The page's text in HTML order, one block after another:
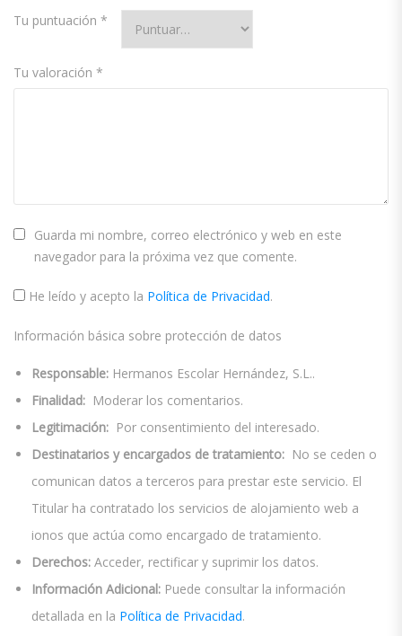
Tu puntuación *
Tu valoración *
Guarda mi nombre, correo electrónico y web en este
navegador para la próxima vez que comente.
He leído y acepto la Política de Privacidad.
Información básica sobre protección de datos
Responsable: Hermanos Escolar Hernández, S.L..
Finalidad: Moderar los comentarios.
Legitimación: Por consentimiento del interesado.
Destinatarios y encargados de tratamiento: No se ceden o
comunican datos a terceros para prestar este servicio. El
Titular ha contratado los servicios de alojamiento web a
ionos que actúa como encargado de tratamiento.
Derechos: Acceder, rectificar y suprimir los datos.
Información Adicional: Puede consultar la información
detallada en la Política de Privacidad.